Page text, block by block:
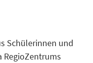
Schülerinnen und
RegioZentrums